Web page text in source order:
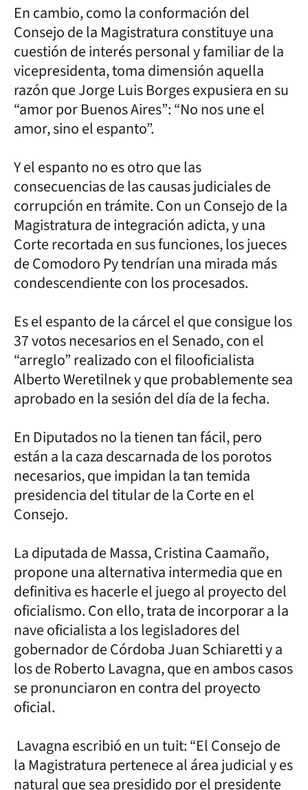
En cambio, como la conformación del
Consejo de la Magistratura constituye una
cuestión de interés personal y familiar de la
vicepresidenta, toma dimensión aquella
razón que Jorge Luis Borges expusiera en su
“amor por Buenos Aires”: “No nos une el
amor, sino el espanto”.
Y el espanto no es otro que las
consecuencias de las causas judiciales de
corrupción en trámite. Con un Consejo de la
Magistratura de integración adicta, y una
Corte recortada en sus funciones, los jueces
de Comodoro Py tendrían una mirada más
condescendiente con los procesados.
Es el espanto de la cárcel el que consigue los
37 votos necesarios en el Senado, con el
“arreglo” realizado con el filooficialista
Alberto Weretilnek y que probablemente sea
aprobado en la sesión del día de la fecha.
En Diputados no la tienen tan fácil, pero
están a la caza descarnada de los porotos
necesarios, que impidan la tan temida
presidencia del titular de la Corte en el
Consejo.
La diputada de Massa, Cristina Caamaño,
propone una alternativa intermedia que en
definitiva es hacerle el juego al proyecto del
oficialismo. Con ello, trata de incorporar a la
nave oficialista a los legisladores del
gobernador de Córdoba Juan Schiaretti y a
los de Roberto Lavagna, que en ambos casos
se pronunciaron en contra del proyecto
oficial.
Lavagna escribió en un tuit: “El Consejo de
la Magistratura pertenece al área judicial y es
natural que sea presidido por el presidente